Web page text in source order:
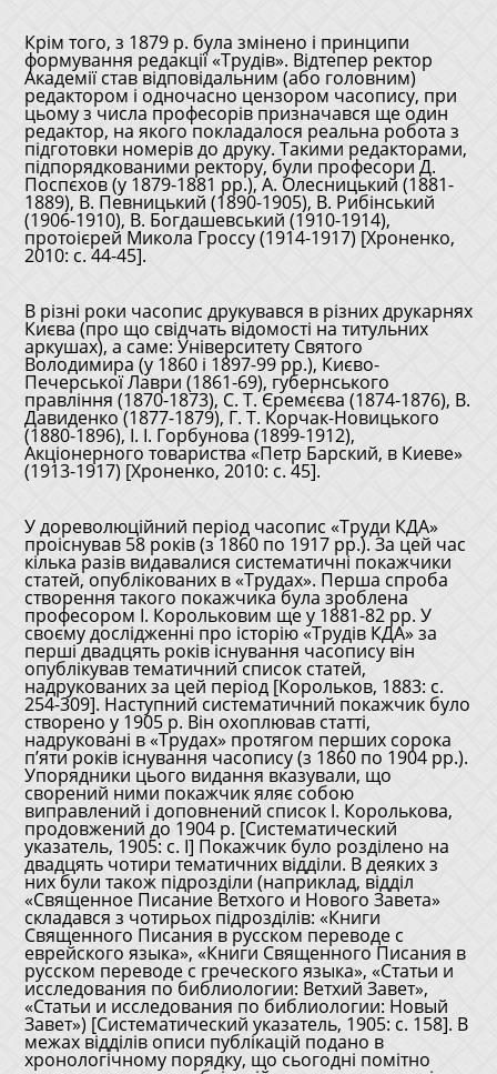
Крім того, з 1879 р. була змінено і принципи
формування редакції «Трудів». Відтепер ректор
Академії став відповідальним (або головним)
редактором і одночасно цензором часопису, при
цьому з числа професорів призначався ще один
редактор, на якого покладалося реальна робота з
підготовки номерів до друку. Такими редакторами,
підпорядкованими ректору, були професори Д.
Поспєхов (у 1879-1881 рр.), А. Олесницький (1881-
1889), В. Певницький (1890-1905), В. Рибінський
(1906-1910), В. Богдашевський (1910-1914),
протоієрей Микола Гроссу (1914-1917) [Хроненко,
2010: с. 44-45].
В різні роки часопис друкувався в різних друкарнях
Києва (про що свідчать відомості на титульних
аркушах), а саме: Університету Святого
Володимира (у 1860 і 1897-99 рр.), Києво-
Печерської Лаври (1861-69), губернського
правління (1870-1873), С. Т. Єремєєва (1874-1876), В.
Давиденко (1877-1879), Г. Т. Корчак-Новицького
(1880-1896), І. І. Горбунова (1899-1912),
Акціонерного товариства «Петр Барский, в Киеве»
(1913-1917) [Хроненко, 2010: с. 45].
У дореволюційний період часопис «Труди КДА»
проіснував 58 років (з 1860 по 1917 рр.). За цей час
кілька разів видавалися систематичні покажчики
статей, опублікованих в «Трудах». Перша спроба
створення такого покажчика була зроблена
професором І. Корольковим ще у 1881-82 рр. У
своєму дослідженні про історію «Трудів КДА» за
перші двадцять років існування часопису він
опублікував тематичний список статей,
надрукованих за цей період [Корольков, 1883: с.
254-309]. Наступний систематичний покажчик було
створено у 1905 р. Він охоплював статті,
надруковані в «Трудах» протягом перших сорока
п’яти років існування часопису (з 1860 по 1904 рр.).
Упорядники цього видання вказували, що
сворений ними покажчик яляє собою
виправлений і доповнений список І. Королькова,
продовжений до 1904 р. [Систематический
указатель, 1905: с. І] Покажчик було розділено на
двадцять чотири тематичних відділи. В деяких з
них були також підрозділи (наприклад, відділ
«Священное Писание Ветхого и Нового Завета»
складався з чотирьох підрозділів: «Книги
Священного Писания в русском переводе с
еврейского языка», «Книги Священного Писания в
русском переводе с греческого языка», «Статьи и
исследования по библиологии: Ветхий Завет»,
«Статьи и исследования по библиологии: Новый
Завет») [Систематический указатель, 1905: с. 158]. В
межах відділів описи публікацій подано в
хронологічному порядку, що сьогодні помітно